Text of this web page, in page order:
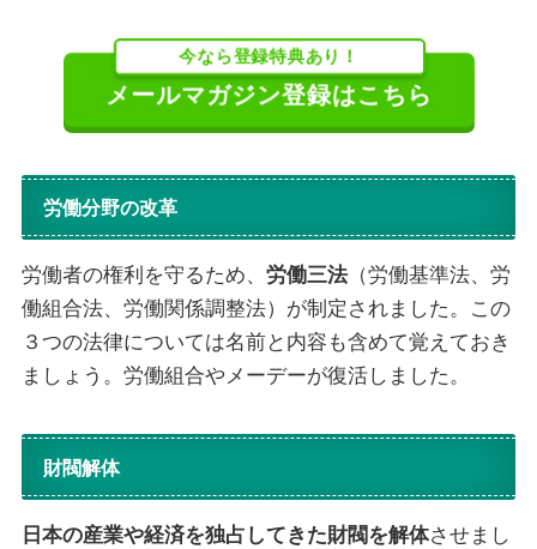
今なら登録特典あり！
メールマガジン登録はこちら
労働分野の改革
労働者の権利を守るため、 労働三法（労働基準法、労
働組合法、労働関係調整法）が制定されました。この
３つの法律については名前と内容も含めて覚えておき
ましょう。労働組合やメーデーが復活しました。
財閥解体
日本の産業や経済を独占してきた財閥を解体させまし